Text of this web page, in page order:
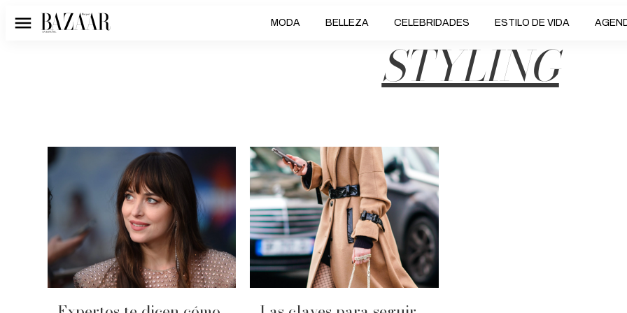
Menú MODA BELLEZA CELEBRIDADES ESTILO DE VIDA
STYLING